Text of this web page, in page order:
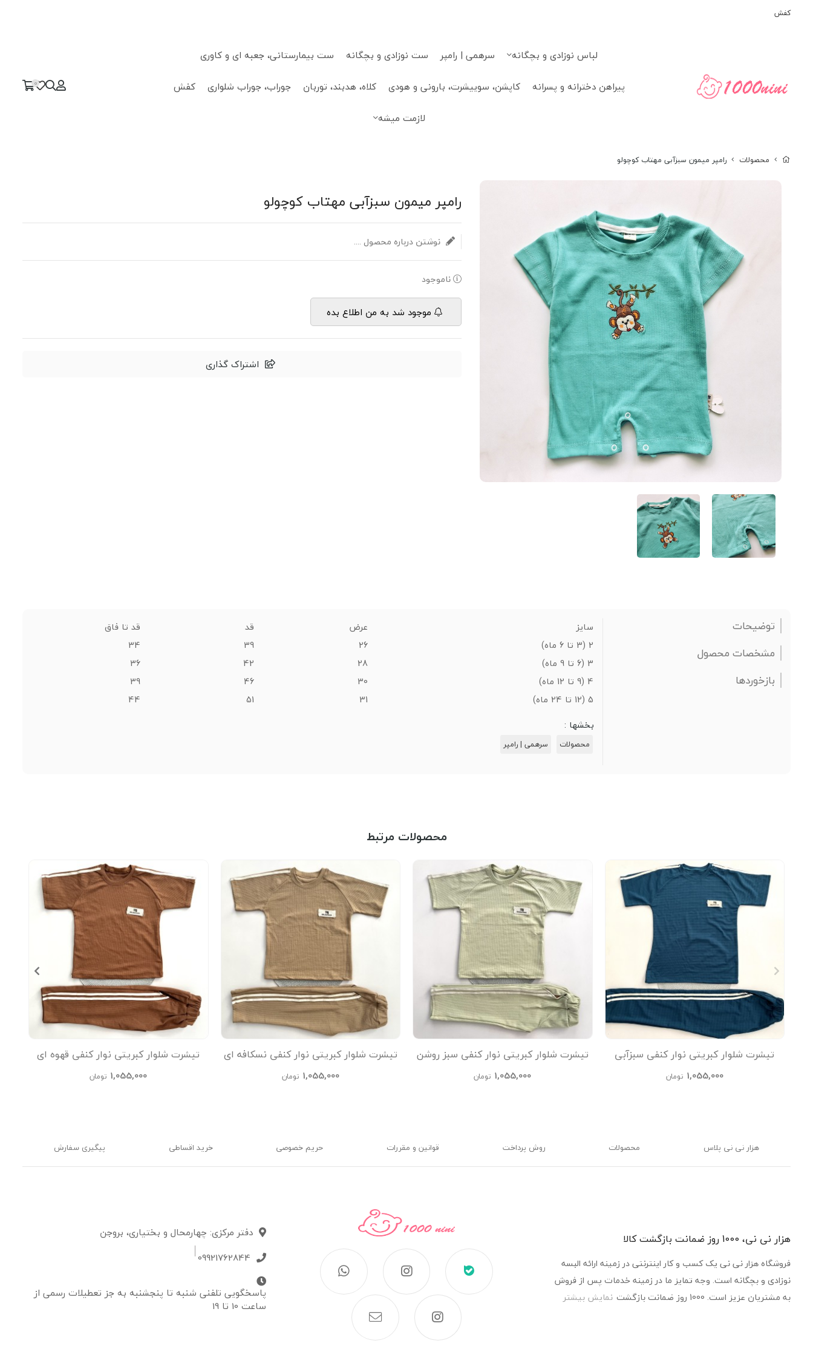
کفش
لباس نوزادی و بچگانه سرهمی | رامپر ست نوزادی و بچگانه
ست بیمارستانی، جعبه ای و کاوری
پیراهن دخترانه و پسرانه
کاپشن، سوییشرت، بارونی و هودی کلاه، هدبند، توربان جوراب، جوراب شلواری
کفش
لازمت میشه
0
محصولات رامپر میمون سبزآبی مهتاب کوچولو
رامپر میمون سبزآبی مهتاب کوچولو
نوشتن درباره محصول ....
ناموجود
موجود شد به من اطلاع بده
اشتراک گذاری
توضیحات
مشخصات محصول
بازخوردها
سایز عرض قد
قد تا فاق
2 (3 تا 6 ماه)
26
39
34
3 (6 تا 9 ماه)
28
42
36
4 (9 تا 12 ماه)
30
46
39
5 (12 تا 24 ماه)
31
51
44
بخشها :
محصولات سرهمی | رامپر
محصولات مرتبط
تیشرت شلوار کبریتی نوار کنفی سبزآبی
kids
1,055,000 تومان
تیشرت شلوار کبریتی نوار کنفی سبز روشن
kids
1,055,000 تومان
تیشرت شلوار کبریتی نوار کنفی نسکافه ای
kids
1,055,000 تومان
تیشرت شلوار کبریتی نوار کنفی قهوه ای
kids
1,055,000 تومان
هزار نی نی پلاس محصولات روش پرداخت قوانین و مقررات حریم خصوصی خرید اقساطی پیگیری سفارش
هزار نی نی، 1000 روز ضمانت بازگشت کالا
فروشگاه هزار نی نی یک کسب و کار اینترنتی در زمینه ارائه البسه
نوزادی و بچگانه است. وجه تمایز ما در زمینه خدمات پس از فروش
به مشتریان عزیز است. 1000 روز ضمانت بازگشت
نمایش بیشتر
دفتر مرکزی: چهارمحال و بختیاری، بروجن
09921762844
پاسخگویی تلفنی شنبه تا پنجشنبه به جز تعطیلات رسمی از
ساعت 10 تا 19